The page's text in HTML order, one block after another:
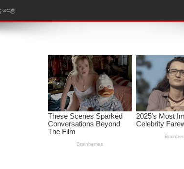
පෙළ
ගීතයේ පද පෙළ
world cup song lyrics
පද පෙළ
පෙළ
ගීතයේ පද පෙළ